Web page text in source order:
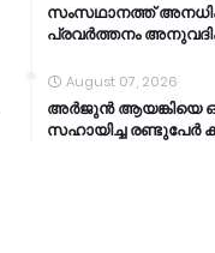
സംസഥാനത്ത്
പ്രവര്‍ത്തനം
August 07, 2026
അര്‍ജുന്‍ ആയങ്കിയെ
സഹായിച്ച രണ്ടുപേര്‍